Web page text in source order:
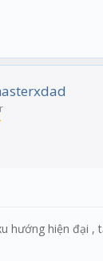
hướng hiện đại ,